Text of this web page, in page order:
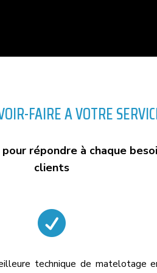
FAIRE A VOTRE
répondre à chaque
clients

technique de matelotage